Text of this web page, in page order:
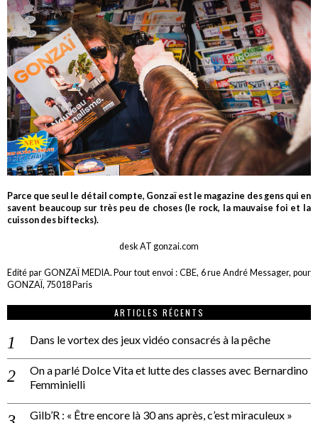
Parce que seul le détail compte, Gonzaï est le magazine des gens qui en
savent beaucoup sur très peu de choses (le rock, la mauvaise foi et la
cuisson des biftecks).
desk AT gonzai.com
Edité par GONZAÏ MEDIA. Pour tout envoi : CBE, 6 rue André Messager, pour
GONZAÏ, 75018 Paris
ARTICLES RÉCENTS
Dans le vortex des jeux vidéo consacrés à la pêche
On a parlé Dolce Vita et lutte des classes avec Bernardino
Femminielli
Gilb’R : « Être encore là 30 ans après, c’est miraculeux »